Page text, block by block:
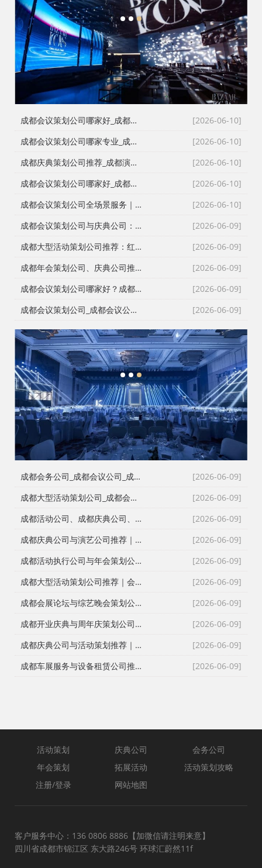
1 2 3
[2026-06-10]
成都会议策划公司哪家好_成都活动执行公司_成都庆典公司_火壶打铁花非遗表演全资源覆盖
[2026-06-10]
成都会议策划公司哪家专业_成都活动执行公司_成都庆典策划公司_全场景演艺资源快速匹配
[2026-06-10]
成都庆典策划公司推荐_成都演艺公司_成都活动执行公司_成都大型活动策划公司一手资源物美价廉
[2026-06-10]
成都会议策划公司哪家好_成都庆典策划公司排名_成都会务公司_成都活动执行公司专业团队推荐
[2026-06-10]
成都会议策划公司全场景服务｜成都活动公司活动类型全覆盖，成都会务公司一站式解决方案
[2026-06-09]
成都会议策划公司与庆典公司：红星商贸高难度活动执行实录
[2026-06-09]
成都大型活动策划公司推荐：红星27年深耕，专业靠谱团队大
[2026-06-09]
成都年会策划公司、庆典公司推荐：企业年会、周年庆典、颁奖典礼一站式承办，红星演艺与搭建团队专业靠谱
[2026-06-09]
成都会议策划公司哪家好？成都会务公司、会议公司推荐：红星活动专业承办新闻发布会与招商会
[2026-06-09]
成都会议策划公司_成都会议公司与成都年会策划公司专业执行团队
1 2 3
[2026-06-09]
成都会务公司_成都会议公司_成都庆典公司高难度同行单二手单全接｜成都红星活动策划用26年经验说话
[2026-06-09]
成都大型活动策划公司_成都会议策划公司_成都庆典策划公司哪家专业？成都红星活动策划26年团队实力深度解析
[2026-06-09]
成都活动公司、成都庆典公司、成都会务公司、成都会议策划公司，红星团队26年经验深度解读
[2026-06-09]
成都庆典公司与演艺公司推荐｜开张剪彩、舞龙舞狮、大型晚会全案执行
[2026-06-09]
成都活动执行公司与年会策划公司推荐｜全流程服务与安全保障
[2026-06-09]
成都大型活动策划公司推荐｜会议策划、庆典执行、年会演艺一站式服务
[2026-06-09]
成都会展论坛与综艺晚会策划公司推荐｜活动策划执行与资源整合专家
[2026-06-09]
成都开业庆典与周年庆策划公司推荐｜专业舞台搭建与高端现场布置
[2026-06-09]
成都庆典公司与活动策划推荐｜跨年晚会、元旦晚会、企业年会一站式执行
[2026-06-09]
成都车展服务与设备租赁公司推荐｜新车上市、试驾活动、巡展全案执行
活动策划 庆典公司
会务公司
年会策划
拓展活动
活动策划攻略
注册/登录
网站地图
客户服务中心：136 0806 8886【加微信请注明来意】
四川省成都市锦江区 东大路246号 环球汇蔚然11f